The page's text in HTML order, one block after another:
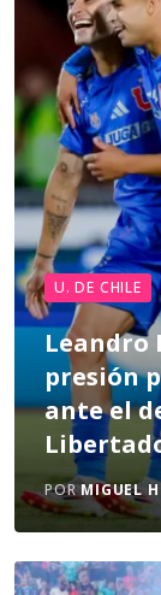
U. DE CHILE
Leandro
presión
ante el
PORMIGUEL